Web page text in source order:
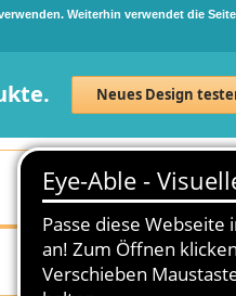
Weiterhin verwendet die
Neues Design
Neuanmeldung
0 Artikel